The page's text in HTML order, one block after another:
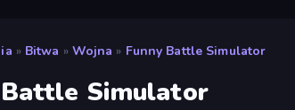
» Bitwa » Wojna » Funny Battle Simulator
Battle Simulator